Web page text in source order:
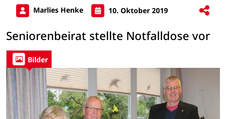
Marlies Henke 10. Oktober 2019
Seniorenbeirat stellte Notfalldose vor
Bilder